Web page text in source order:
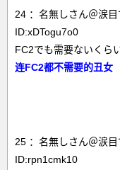
24 ：名無しさん＠涙
ID:xDTogu7o0
FC2でも需要ないくら
连FC2都不需要的丑女
25 ：名無しさん＠涙
ID:rpn1cmk10